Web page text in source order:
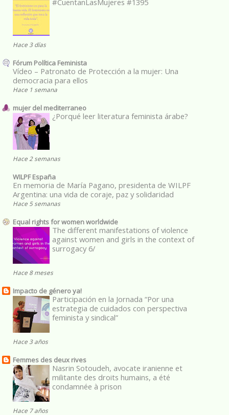
Hace 3 días
Fórum Política Feminista
Vídeo – Patronato de Protección a la mujer: Una
democracia para ellos
Hace 1 semana
mujer del mediterraneo
¿Porqué leer literatura feminista árabe?
Hace 2 semanas
WILPF España
En memoria de María Pagano, presidenta de WILPF
Argentina: una vida de coraje, paz y solidaridad
Hace 5 semanas
Equal rights for women worldwide
The different manifestations of violence
against women and girls in the context of
surrogacy 6/
Hace 8 meses
Impacto de género ya!
Participación en la Jornada “Por una
estrategia de cuidados con perspectiva
feminista y sindical”
Hace 3 años
Femmes des deux rives
Nasrin Sotoudeh, avocate iranienne et
militante des droits humains, a été
condamnée à prison
Hace 7 años